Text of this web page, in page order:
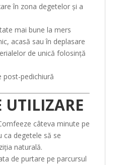
în zona degetelor și a
mai bune la mers
acasă sau în deplasare
de unică folosință
post-pedichiură
UTILIZARE
câteva minute pe
ca degetele să se
naturală.
de purtare pe parcursul